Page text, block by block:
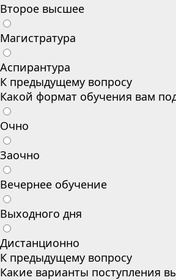
Второе высшее
Магистратура
Аспирантура
К предыдущему вопросу
Какой формат обучения вам
Очно
Заочно
Вечернее обучение
Выходного дня
Дистанционно
К предыдущему вопросу
Какие варианты поступления